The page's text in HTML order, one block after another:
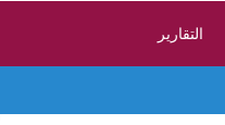
التقارير